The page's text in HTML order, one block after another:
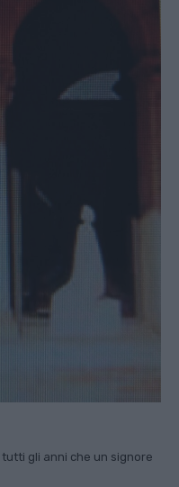
gli anni che un signore